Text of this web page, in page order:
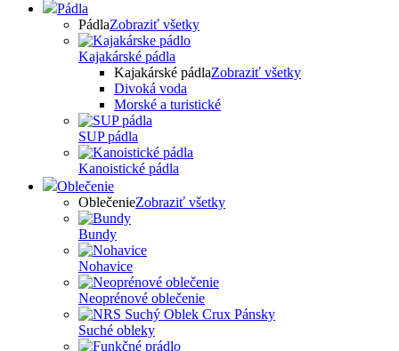
Pádla
PádlaZobraziť všetky
Kajakárské pádla
Kajakárské pádlaZobraziť všetky
Divoká voda
Morské a turistické
SUP pádla
Kanoistické pádla
Oblečenie
OblečenieZobraziť všetky
Bundy
Nohavice
Neoprénové oblečenie
Suché obleky